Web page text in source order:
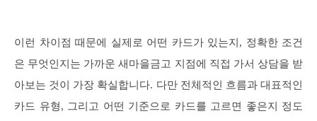
이런 차이점 때문에 실제로 어떤 카드가 있는지, 정확한 조건
은 무엇인지는 가까운 새마을금고 지점에 직접 가서 상담을 받
아보는 것이 가장 확실합니다. 다만 전체적인 흐름과 대표적인
카드 유형, 그리고 어떤 기준으로 카드를 고르면 좋은지 정도